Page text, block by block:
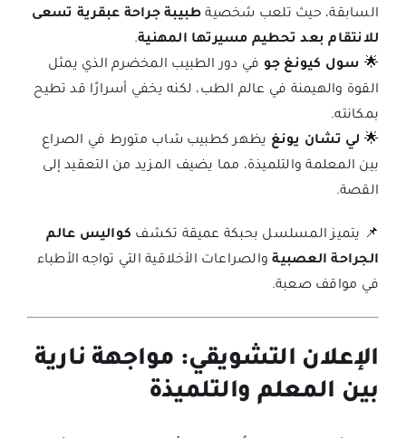
السابقة، حيث تلعب شخصية طبيبة جراحة عبقرية تسعى
للانتقام بعد تحطيم مسيرتها المهنية.
🌟 سول كيونغ جو في دور الطبيب المخضرم الذي يمثل
القوة والهيمنة في عالم الطب، لكنه يخفي أسرارًا قد تطيح
بمكانته.
🌟 لي تشان يونغ يظهر كطبيب شاب متورط في الصراع
بين المعلمة والتلميذة، مما يضيف المزيد من التعقيد إلى
القصة.
📌 يتميز المسلسل بحبكة عميقة تكشف كواليس عالم
الجراحة العصبيةوالصراعات الأخلاقية التي تواجه الأطباء
في مواقف صعبة.
الإعلان التشويقي: مواجهة نارية
بين المعلم والتلميذة